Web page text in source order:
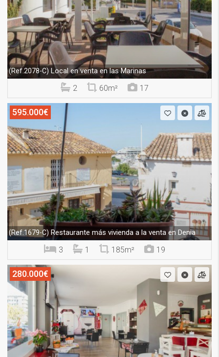
(Ref.2078-C) Local en venta en las Marinas
2 60m² 17
595.000€
(Ref.1679-C) Restaurante más vivienda a la venta en Denia
3 1 185m² 19
280.000€